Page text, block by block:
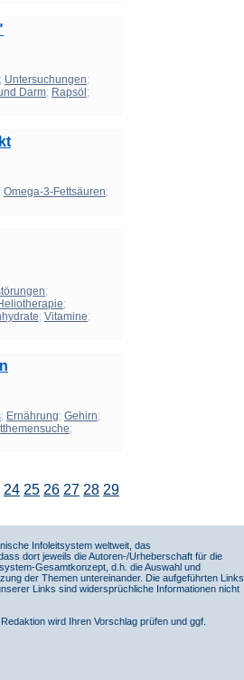
; Untersuchungen;
Darm; Rapsöl ;
Omega-3-Fettsäuren;
;
;
; Vitamine;
; Ernährung; Gehirn;
;
24 25 26 27 28 29
Infoleitsystem weltweit, das
dort jeweils die Autoren-/Urheberschaft für die
Gesamtkonzept, d.h. die Auswahl und
der Themen untereinander. Die aufgeführten Links
Links sind widersprüchliche Informationen nicht
wird Ihren Vorschlag prüfen und ggf.